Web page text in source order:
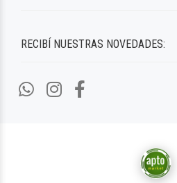
RECIBÍ NUESTRAS NOVEDADES: